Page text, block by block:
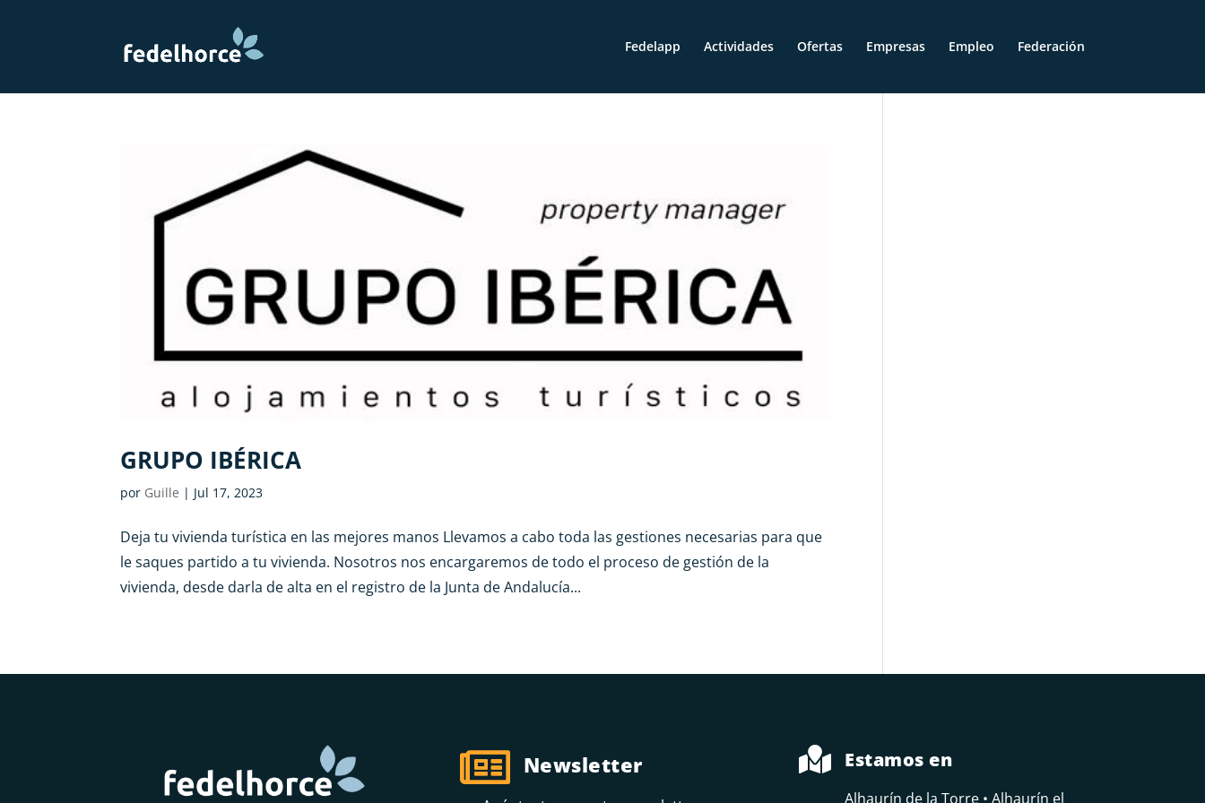
Fedelapp Actividades Ofertas Empresas Empleo Federación
GRUPO IBÉRICA
por Guille | Jul 17, 2023
Deja tu vivienda turística en las mejores manos Llevamos a cabo toda las gestiones necesarias para que
le saques partido a tu vivienda. Nosotros nos encargaremos de todo el proceso de gestión de la
vivienda, desde darla de alta en el registro de la Junta de Andalucía...
 Newsletter  Estamos en
Alhaurín de la Torre • Alhaurín el